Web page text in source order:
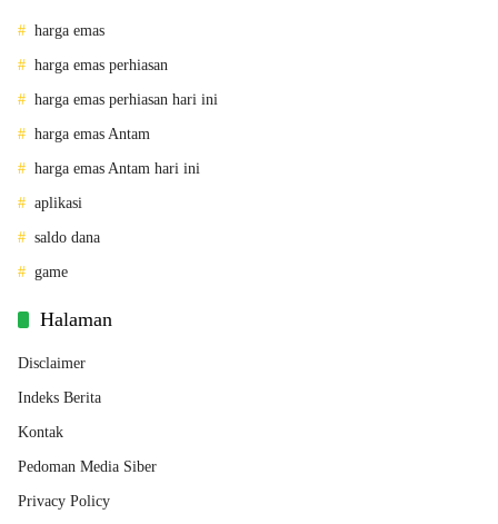
harga emas
harga emas perhiasan
harga emas perhiasan hari ini
harga emas Antam
harga emas Antam hari ini
aplikasi
saldo dana
game
Halaman
Disclaimer
Indeks Berita
Kontak
Pedoman Media Siber
Privacy Policy